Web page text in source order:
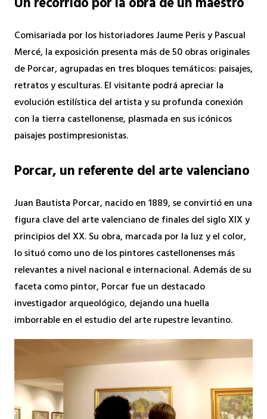
Comisariada por los historiadores Jaume Peris y Pascual
Mercé, la exposición presenta más de 50 obras originales
de Porcar, agrupadas en tres bloques temáticos: paisajes,
retratos y esculturas. El visitante podrá apreciar la
evolución estilística del artista y su profunda conexión
con la tierra castellonense, plasmada en sus icónicos
paisajes postimpresionistas.
Porcar, un referente del arte valenciano
Juan Bautista Porcar, nacido en 1889, se convirtió en una
figura clave del arte valenciano de finales del siglo XIX y
principios del XX. Su obra, marcada por la luz y el color,
lo situó como uno de los pintores castellonenses más
relevantes a nivel nacional e internacional. Además de su
faceta como pintor, Porcar fue un destacado
investigador arqueológico, dejando una huella
imborrable en el estudio del arte rupestre levantino.